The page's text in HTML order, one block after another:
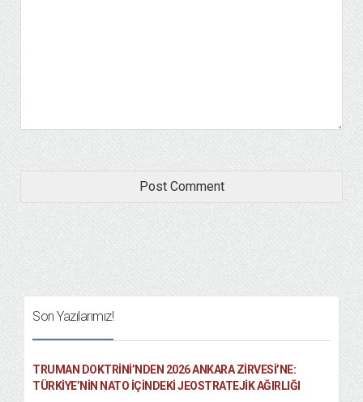
Son Yazılarımız!
TRUMAN DOKTRINI’NDEN 2026 ANKARA ZIRVESI’NE:
TÜRKIYE’NIN NATO İÇINDEKI JEOSTRATEJIK AĞIRLIĞI